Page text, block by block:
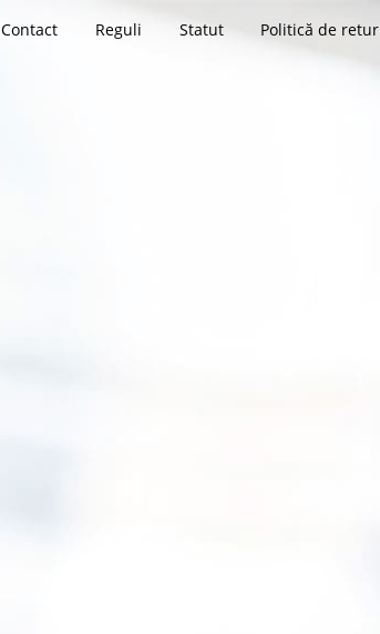
Contact Reguli Statut Politică de retur